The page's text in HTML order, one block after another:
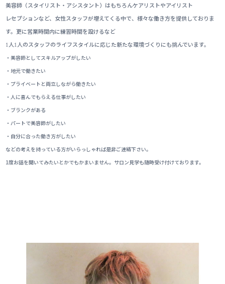
美容師（スタイリスト・アシスタント）はもちろんケアリストやアイリスト
レセプションなど、女性スタッフが増えてくる中で、様々な働き方を提供しておりま
す。更に営業時間内に練習時間を設けるなど
1 人 1 人のスタッフのライフスタイルに応じた新たな環境づくりにも挑んでいます。
・美容師としてスキルアップがしたい
・地元で働きたい
・プライベートと両立しながら働きたい
・人に喜んでもらえる仕事がしたい
・ブランクがある
・パートで美容師がしたい
・自分に合った働き方がしたい
などの考えを持っている方がいらっしゃれば是非ご連絡下さい。
1度お話を聞いてみたいとかでもかまいません。サロン見学も随時受け付けております。